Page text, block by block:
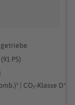
PS)
| CO₂-Klasse D*